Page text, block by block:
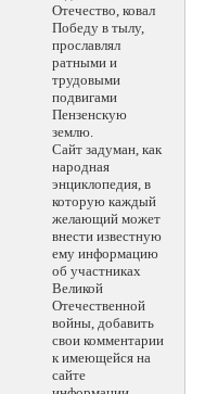
Отечество, ковал
Победу в тылу,
прославлял
ратными и
трудовыми
подвигами
Пензенскую
землю.
Сайт задуман, как
народная
энциклопедия, в
которую каждый
желающий может
внести известную
ему информацию
об участниках
Великой
Отечественной
войны, добавить
свои комментарии
к имеющейся на
сайте